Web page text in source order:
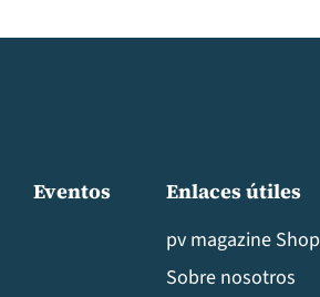
Eventos
Enlaces útiles
pv magazine Shop
Sobre nosotros